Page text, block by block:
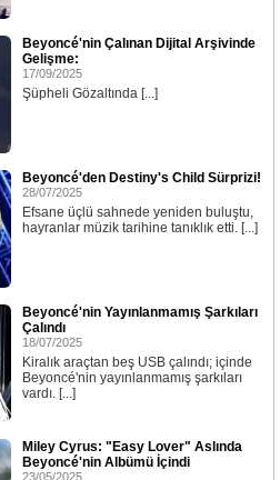
Beyoncé'nin Çalınan Dijital Arşivinde
Gelişme:
17/09/2025
Şüpheli Gözaltında [...]
Beyoncé'den Destiny's Child Sürprizi!
28/07/2025
Efsane üçlü sahnede yeniden buluştu,
hayranlar müzik tarihine tanıklık etti. [...]
Beyoncé'nin Yayınlanmamış Şarkıları
Çalındı
18/07/2025
Kiralık araçtan beş USB çalındı; içinde
Beyoncé'nin yayınlanmamış şarkıları
vardı. [...]
Miley Cyrus: "Easy Lover" Aslında
Beyoncé'nin Albümü İçindi
23/05/2025